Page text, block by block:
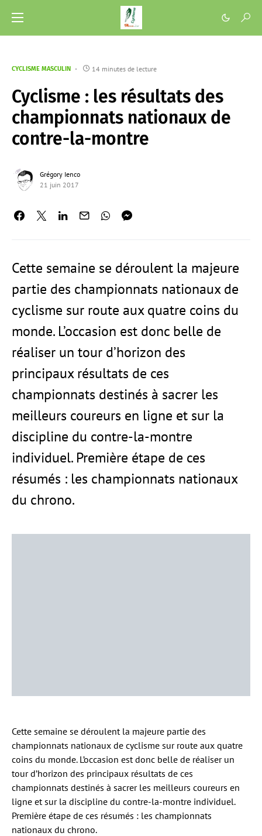
CYCLISME MASCULIN 14 minutes de lecture
Cyclisme : les résultats des
championnats nationaux de
contre-la-montre
Grégory Ienco
21 juin 2017
Cette semaine se déroulent la majeure
partie des championnats nationaux de
cyclisme sur route aux quatre coins du
monde. L’occasion est donc belle de
réaliser un tour d’horizon des
principaux résultats de ces
championnats destinés à sacrer les
meilleurs coureurs en ligne et sur la
discipline du contre-la-montre
individuel. Première étape de ces
résumés : les championnats nationaux
du chrono.
Cette semaine se déroulent la majeure partie des
championnats nationaux de cyclisme sur route aux quatre
coins du monde. L’occasion est donc belle de réaliser un
tour d’horizon des principaux résultats de ces
championnats destinés à sacrer les meilleurs coureurs en
ligne et sur la discipline du contre-la-montre individuel.
Première étape de ces résumés : les championnats
nationaux du chrono.